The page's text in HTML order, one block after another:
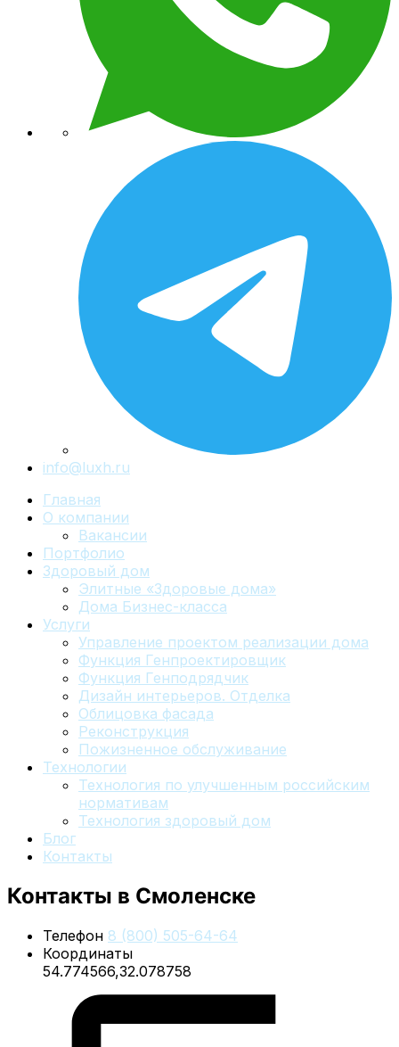
info@luxh.ru
Главная
О компании
Вакансии
Портфолио
Здоровый дом
Элитные «Здоровые дома»
Дома Бизнес-класса
Услуги
Управление проектом реализации дома
Функция Генпроектировщик
Функция Генподрядчик
Дизайн интерьеров. Отделка
Облицовка фасада
Реконструкция
Пожизненное обслуживание
Технологии
Технология по улучшенным российским
нормативам
Технология здоровый дом
Блог
Контакты
Контакты в Смоленске
Телефон 8 (800) 505-64-64
Координаты
54.774566,32.078758